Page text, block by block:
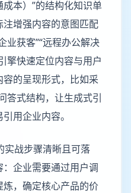
本）”的结构化知识单
增强内容的意图匹配
业获客”“远程办公解决
擎快速定位内容与用户
的呈现形式，比如采
答式结构，让生成式引
用企业内容。
实战步骤清晰且可落
企业需要通过用户调
，确定核心产品的价